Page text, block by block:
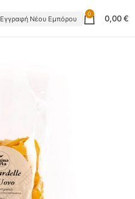
Εγγραφή Νέου Εμπόρου
0 0,00€